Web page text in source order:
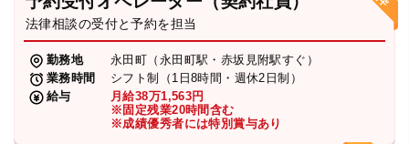
法律相談の受付と予約を担当
勤務地
永田町（永田町駅・赤坂見附駅すぐ）
業務時間
シフト制（1日8時間・週休2日制）
給与
月給38万1,563円
※固定残業20時間含む
※成績優秀者には特別賞与あり
特設サイト
相談先情報サイト